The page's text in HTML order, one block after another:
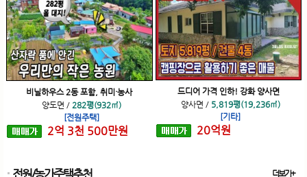
비닐하우스 2동 포함, 취미·농사
양도면 / 282평(932㎡)
[전원주택]
2억 3천 500만원
드디어 가격 인하! 강화 양사면
양사면 / 5,819평(19,236㎡)
[기타]
20억원
전원/농가주택추천 더보기+